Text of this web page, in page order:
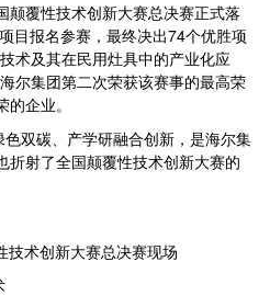
覆性技术创新大赛总决赛正式落
目报名参赛，最终决出74个优胜项
术及其在民用灶具中的产业化应
尔集团第二次荣获该赛事的最高荣
企业。
双碳、产学研融合创新，是海尔集
折射了全国颠覆性技术创新大赛的
术创新大赛总决赛现场